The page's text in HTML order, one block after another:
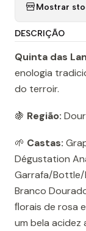
Mostrar
DESCRIÇÃO
Quinta das
enologia
do terroir.
🍇 Região:
🌱 Castas:
Dégustation
Garrafa/Bottle/
Branco
ﬂorais de rosa
um bela acidez